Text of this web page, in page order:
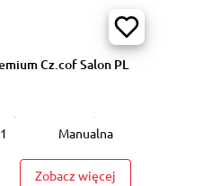
Salon PL VAT 23%
Cz.cof Salon PL
Manualna
Zobacz więcej